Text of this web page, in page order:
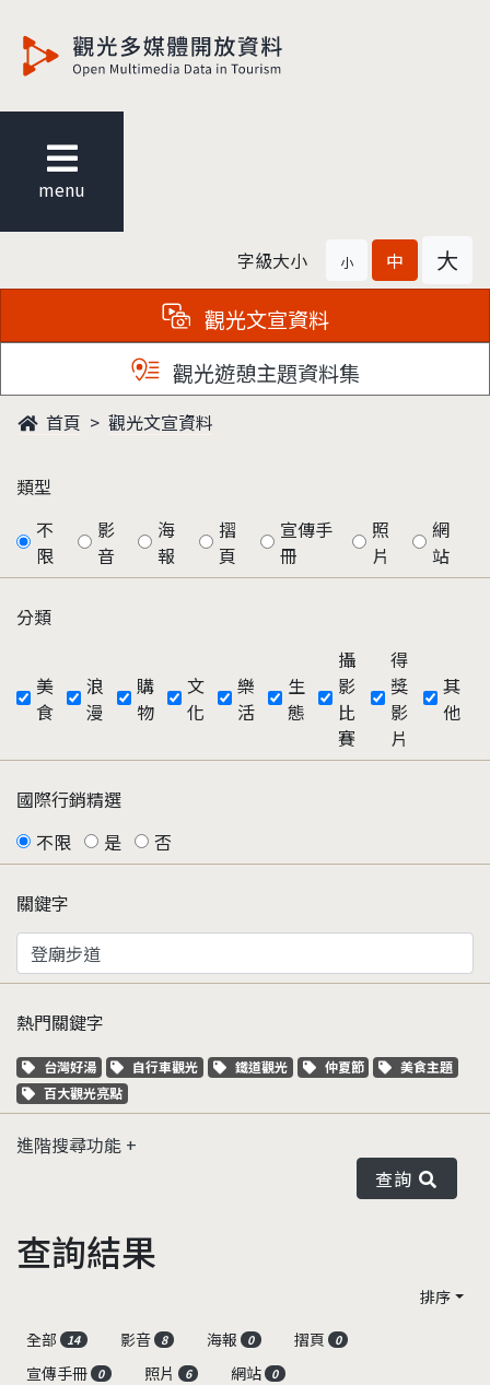
menu
字級大小 小 中 大
觀光文宣資料
觀光遊憩主題資料集
首頁 觀光文宣資料
類型
不
限
影
音
海
報
摺
頁
宣傳手
冊
照
片
網
站
分類
美
食
浪
漫
購
物
文
化
樂
活
生
態
攝
影
比
賽
得
獎
影
片
其
他
國際行銷精選
不限
是 否
關鍵字
熱門關鍵字
關鍵字標籤
台灣好湯 關鍵字標籤
自行車觀光 關鍵字標籤
鐵道觀光 關鍵字標籤
仲夏節 關鍵字標籤
美食主題
關鍵字標籤
百大觀光亮點
進階搜尋功能
查詢
查詢結果
排序
全部
14 影音 8 海報 0 摺頁 0
宣傳手冊 0 照片 6 網站 0